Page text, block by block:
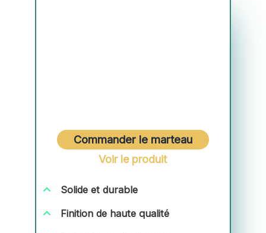
Commander le marteau
Voir le produit
Solide et durable
Finition de haute qualité